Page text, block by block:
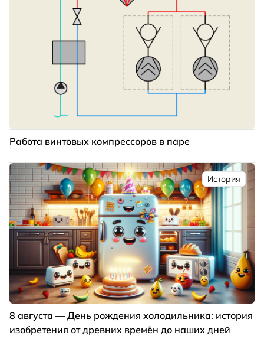
Работа винтовых компрессоров в паре
История
8 августа — День рождения холодильника: история
изобретения от древних времён до наших дней